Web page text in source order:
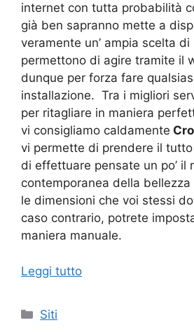
internet con tutta probabilità
già ben sapranno mette a
veramente un’ ampia scelta
permettono di agire tramite il
dunque per forza fare
installazione. Tra i migliori
per ritagliare in maniera
vi consigliamo caldamente
vi permette di prendere il
di effettuare pensate un po’ il
contemporanea della
le dimensioni che voi stessi
caso contrario, potrete
maniera manuale.
Leggi tutto
Categorie
Siti